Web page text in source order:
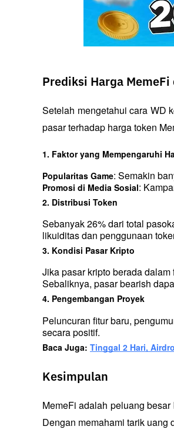
Prediksi Harga
Setelah mengetahui cara WD
pasar terhadap harga token
1. Faktor yang Mempengaruhi
Popularitas Game: Semakin
Promosi di Media Sosial:
2. Distribusi Token
Sebanyak 26% dari total
likuiditas dan penggunaan
3. Kondisi Pasar Kripto
Jika pasar kripto berada
Sebaliknya, pasar bearish
4. Pengembangan Proyek
Peluncuran fitur baru,
secara positif.
Baca Juga: Tinggal 2 Hari,
Kesimpulan
MemeFi adalah peluang
Dengan memahami tarik uang